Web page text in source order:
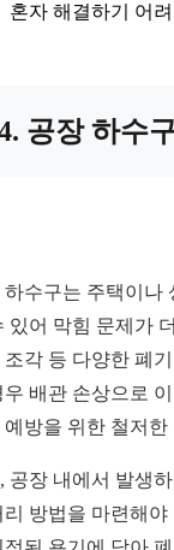
혼자 해결하기 어
공장 하수
하수구는 주택이나
있어 막힘 문제가
조각 등 다양한 폐
우 배관 손상으로
예방을 위한 철저
공장 내에서 발생
리 방법을 마련해